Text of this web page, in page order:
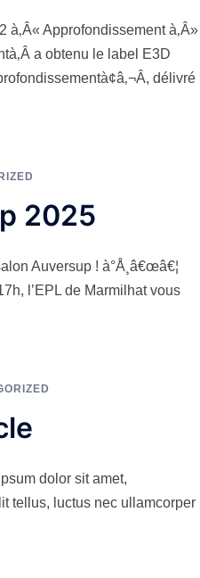
Approfondissement à‚Â»
a obtenu le label E3D
délivré
2025
Auversup ! à°Å¸â€œâ€¦
l’EPL de Marmilhat vous
dolor sit amet,
tellus, luctus nec ullamcorper